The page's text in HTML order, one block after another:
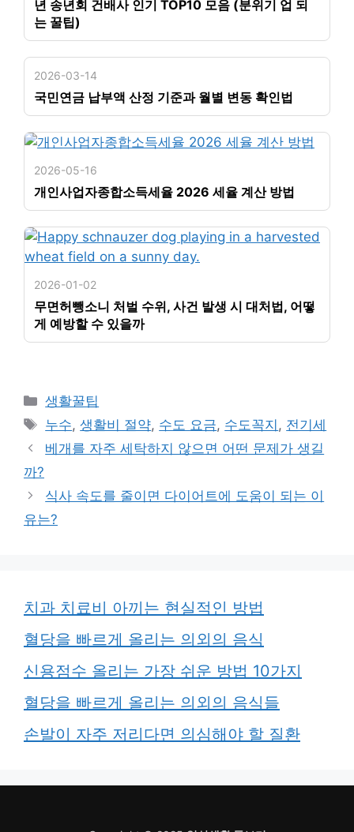
년 송년회 건배사 인기 TOP10 모음 (분위기 업 되
는 꿀팁)
2026-03-14
국민연금 납부액 산정 기준과 월별 변동 확인법
2026-05-16
개인사업자종합소득세율 2026 세율 계산 방법
2026-01-02
무면허뺑소니 처벌 수위, 사건 발생 시 대처법, 어떻
게 예방할 수 있을까
카
테
리
생활꿀팁
태
그
누수,생활비 절약, 수도 요금, 수도꼭지 , 전기세
베개를 자주 세탁하지 않으면 어떤 문제가 생길
까?
식사 속도를 줄이면 다이어트에 도움이 되는 이
유는?
치과 치료비 아끼는 현실적인 방법
혈당을 빠르게 올리는 의외의 음식
신용점수 올리는 가장 쉬운 방법 10가지
혈당을 빠르게 올리는 의외의 음식들
손발이 자주 저리다면 의심해야 할 질환